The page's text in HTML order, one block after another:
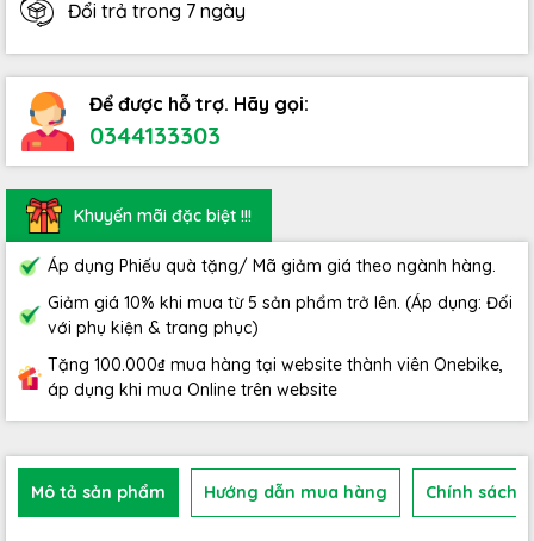
Đổi trả trong 7 ngày
Để được hỗ trợ. Hãy gọi:
0344133303
Khuyến mãi đặc biệt !!!
Áp dụng Phiếu quà tặng/ Mã giảm giá theo ngành hàng.
Giảm giá 10% khi mua từ 5 sản phẩm trở lên. (Áp dụng: Đối
với phụ kiện & trang phục)
Tặng 100.000₫ mua hàng tại website thành viên Onebike,
áp dụng khi mua Online trên website
Mô tả sản phẩm Hướng dẫn mua hàng Chính sách